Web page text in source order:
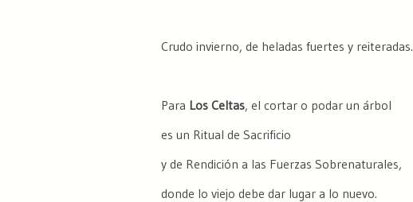
Crudo invierno, de heladas fuertes y reiteradas.
Para Los Celtas, el cortar o podar un árbol
es un Ritual de Sacrificio
y de Rendición a las Fuerzas Sobrenaturales,
donde lo viejo debe dar lugar a lo nuevo.